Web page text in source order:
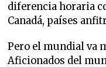
diferencia horaria
Canadá, países
Pero el mundial va
Aficionados del